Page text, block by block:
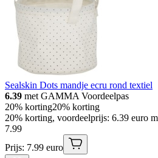
Sealskin Dots mandje ecru rond textiel
6.39 met GAMMA Voordeelpas
20% korting20% korting
20% korting, voordeelprijs: 6.39 euro
7.99
Prijs: 7.99 euro